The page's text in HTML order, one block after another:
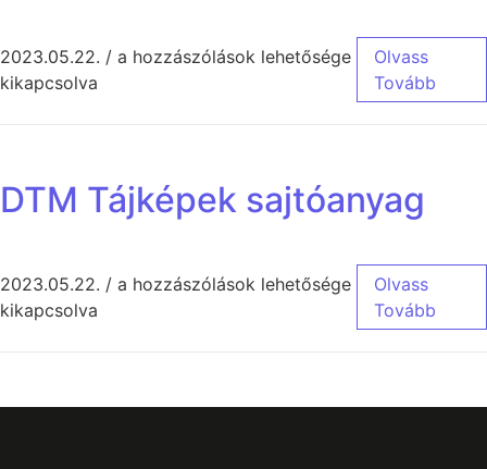
2023.05.22. / a hozzászólások lehetősége
kikapcsolva
Olvass
Tovább
DTM Tájképek sajtóanyag
2023.05.22. / a hozzászólások lehetősége
kikapcsolva
Olvass
Tovább